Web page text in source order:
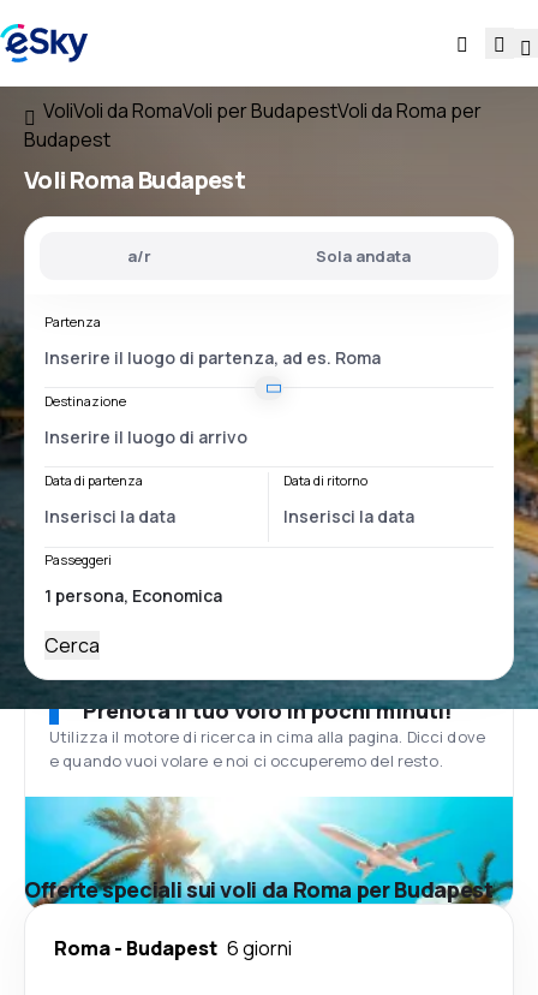
VoliVoli da RomaVoli per BudapestVoli da Roma per
Budapest
VoliRoma Budapest
a/r Sola andata
Partenza
Destinazione
Data di partenza Data di ritorno
Passeggeri
Cerca
Prenota il tuo volo in pochi minuti!
Utilizza il motore di ricerca in cima alla pagina. Dicci dove
e quando vuoi volare e noi ci occuperemo del resto.
Offerte speciali sui voli da Roma per Budapest
Roma- Budapest 6 giorni